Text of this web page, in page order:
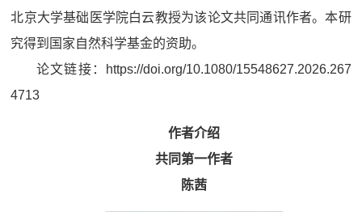
北京大学基础医学院白云教授为该论文共同通讯作者。本研
究得到国家自然科学基金的资助。
论文链接：https://doi.org/10.1080/15548627.2026.267
4713
作者介绍
共同第一作者
陈茜